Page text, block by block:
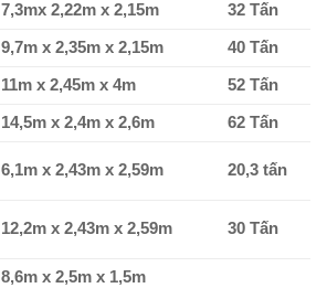
7,3mx 2,22m x 2,15m 32 Tấn
9,7m x 2,35m x 2,15m 40 Tấn
11m x 2,45m x 4m 52 Tấn
14,5m x 2,4m x 2,6m 62 Tấn
6,1m x 2,43m x 2,59m 20,3 tấn
12,2m x 2,43m x 2,59m 30 Tấn
8,6m x 2,5m x 1,5m